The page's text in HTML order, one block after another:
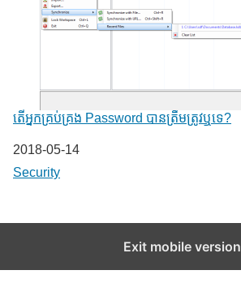
តើអ្នកគ្រប់គ្រង Password បានត្រឹមត្រូវឬទេ?
Date
2018-05-14
In relation to
Security
Exit mobile version